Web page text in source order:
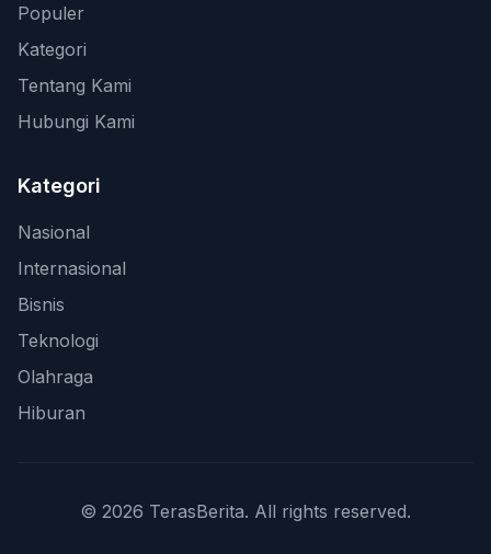
Populer
Kategori
Tentang Kami
Hubungi Kami
Kategori
Nasional
Internasional
Bisnis
Teknologi
Olahraga
Hiburan
© 2026 TerasBerita. All rights reserved.